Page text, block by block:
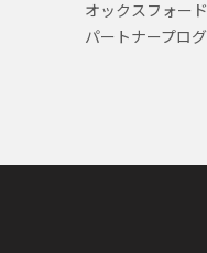
オックスフォー
パートナープロ